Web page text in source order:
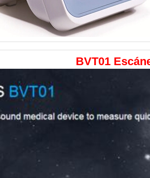
BVT01